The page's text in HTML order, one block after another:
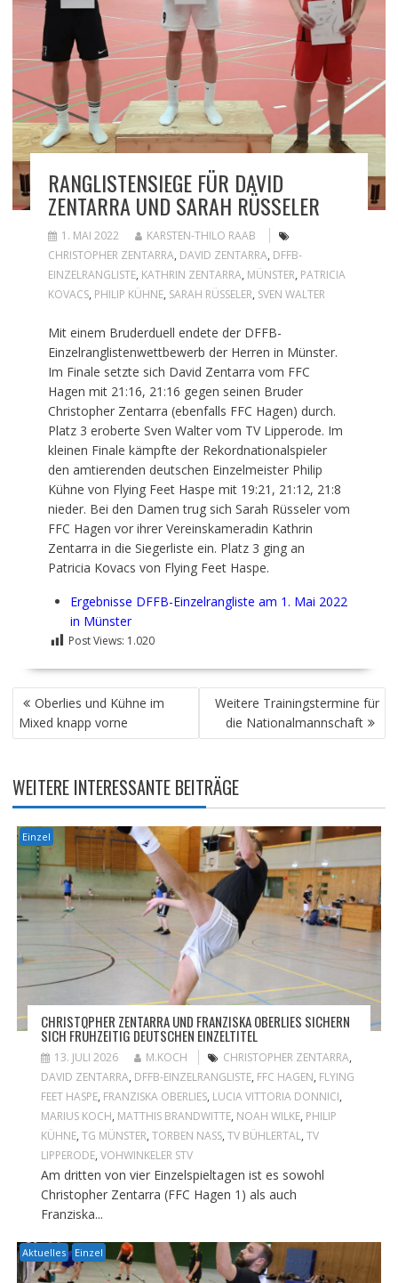
RANGLISTENSIEGE FÜR DAVID
ZENTARRA UND SARAH RÜSSELER
1. MAI 2022
KARSTEN-THILO RAAB
CHRISTOPHER ZENTARRA, DAVID ZENTARRA, DFFB-
EINZELRANGLISTE, KATHRIN ZENTARRA, MÜNSTER, PATRICIA
KOVACS, PHILIP KÜHNE, SARAH RÜSSELER, SVEN WALTER
Mit einem Bruderduell endete der DFFB-
Einzelranglistenwettbewerb der Herren in Münster.
Im Finale setzte sich David Zentarra vom FFC
Hagen mit 21:16, 21:16 gegen seinen Bruder
Christopher Zentarra (ebenfalls FFC Hagen) durch.
Platz 3 eroberte Sven Walter vom TV Lipperode. Im
kleinen Finale kämpfte der Rekordnationalspieler
den amtierenden deutschen Einzelmeister Philip
Kühne von Flying Feet Haspe mit 19:21, 21:12, 21:8
nieder. Bei den Damen trug sich Sarah Rüsseler vom
FFC Hagen vor ihrer Vereinskameradin Kathrin
Zentarra in die Siegerliste ein. Platz 3 ging an
Patricia Kovacs von Flying Feet Haspe.
Ergebnisse DFFB-Einzelrangliste am 1. Mai 2022
in Münster
Post Views: 1.020
BEITRAGSNAVIGATION
Oberlies und Kühne im
Mixed knapp vorne
Weitere Trainingstermine für
die Nationalmannschaft
WEITERE INTERESSANTE BEITRÄGE
Einzel
CHRISTOPHER ZENTARRA UND FRANZISKA OBERLIES SICHERN
SICH FRÜHZEITIG DEUTSCHEN EINZELTITEL
13. JULI 2026 M.KOCH CHRISTOPHER ZENTARRA,
DAVID ZENTARRA, DFFB-EINZELRANGLISTE, FFC HAGEN, FLYING
FEET HASPE, FRANZISKA OBERLIES, LUCIA VITTORIA DONNICI,
MARIUS KOCH, MATTHIS BRANDWITTE, NOAH WILKE, PHILIP
KÜHNE, TG MÜNSTER, TORBEN NASS, TV BÜHLERTAL, TV
LIPPERODE, VOHWINKELER STV
Am dritten von vier Einzelspieltagen ist es sowohl
Christopher Zentarra (FFC Hagen 1) als auch
Franziska...
Aktuelles Einzel